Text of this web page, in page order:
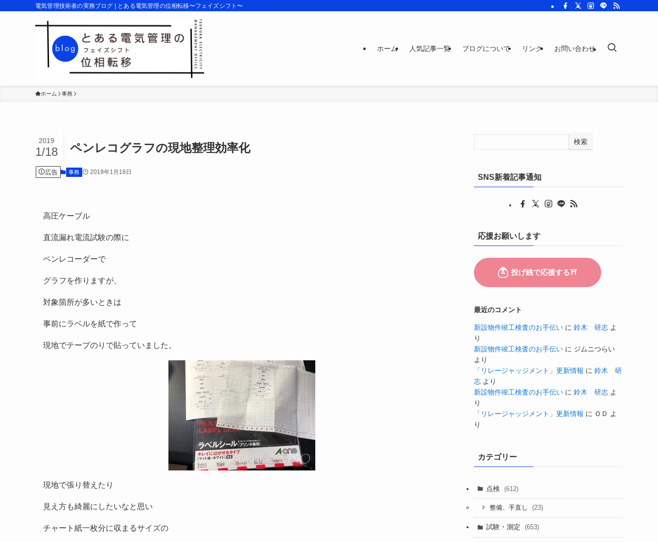
電気管理技術者の実務ブログ | とある電気管理の位相転移〜フェイズシフト〜
ホーム 人気記事一覧 ブログについて リンク お問い合わせ
ホーム 事務
ペンレコグラフの現地整理効率化
2019
1/18
広告 事務 2019年1月18日
高圧ケーブル
直流漏れ電流試験の際に
ペンレコーダーで
グラフを作りますが、
対象箇所が多いときは
事前にラベルを紙で作って
現地でテープのりで貼っていました。
現地で張り替えたり
見え方も綺麗にしたいなと思い
チャート紙一枚分に収まるサイズの
検索
SNS新着記事通知
応援お願いします
最近のコメント
新設物件竣工検査のお手伝い に 鈴木 研志 よ
り
新設物件竣工検査のお手伝い に ジムニつらい
より
「リレージャッジメント」更新情報 に 鈴木 研
志 より
新設物件竣工検査のお手伝い に 鈴木 研志 よ
り
「リレージャッジメント」更新情報 に ＯＤ よ
り
カテゴリー
点検 (612)
整備、手直し (23)
試験・測定 (653)